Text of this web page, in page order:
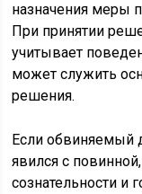
назначения меры
При принятии
учитывает
может служить
решения.
Если обвиняемый
явился с
сознательности и